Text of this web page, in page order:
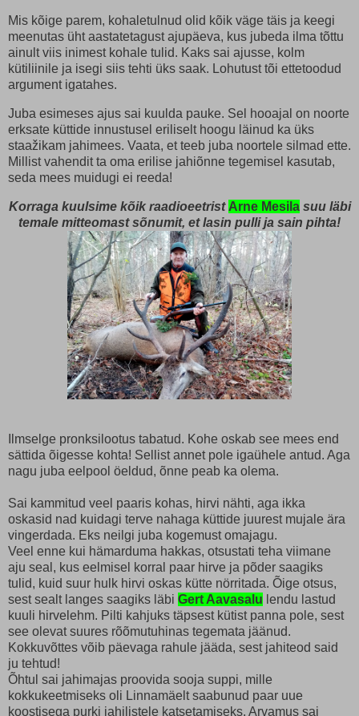
Mis kõige parem, kohaletulnud olid kõik väge täis ja keegi
meenutas üht aastatetagust ajupäeva, kus jubeda ilma tõttu
ainult viis inimest kohale tulid. Kaks sai ajusse, kolm
kütiliinile ja isegi siis tehti üks saak. Lohutust tõi ettetoodud
argument igatahes.
Juba esimeses ajus sai kuulda pauke. Sel hooajal on noorte
erksate küttide innustusel eriliselt hoogu läinud ka üks
staažikam jahimees. Vaata, et teeb juba noortele silmad ette.
Millist vahendit ta oma erilise jahiõnne tegemisel kasutab,
seda mees muidugi ei reeda!
Korraga kuulsime kõik raadioeetrist Arne Mesilasuu läbi
temale mitteomast sõnumit, et lasin pulli ja sain pihta!
Ilmselge pronksilootus tabatud. Kohe oskab see mees end
sättida õigesse kohta! Sellist annet pole igaühele antud. Aga
nagu juba eelpool öeldud, õnne peab ka olema.
Sai kammitud veel paaris kohas, hirvi nähti, aga ikka
oskasid nad kuidagi terve nahaga küttide juurest mujale ära
vingerdada. Eks neilgi juba kogemust omajagu.
Veel enne kui hämarduma hakkas, otsustati teha viimane
aju seal, kus eelmisel korral paar hirve ja põder saagiks
tulid, kuid suur hulk hirvi oskas kütte nörritada. Õige otsus,
sest sealt langes saagiks läbi Gert Aavasalu lendu lastud
kuuli hirvelehm. Pilti kahjuks täpsest kütist panna pole, sest
see olevat suures rõõmutuhinas tegemata jäänud.
Kokkuvõttes võib päevaga rahule jääda, sest jahiteod said
ju tehtud!
Õhtul sai jahimajas proovida sooja suppi, mille
kokkukeetmiseks oli Linnamäelt saabunud paar uue
koostisega purki jahilistele katsetamiseks. Arvamus sai